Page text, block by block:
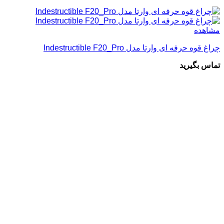
مشاهده
چراغ قوه حرفه ای وارتا مدل Indestructible F20_Pro
تماس بگیرید